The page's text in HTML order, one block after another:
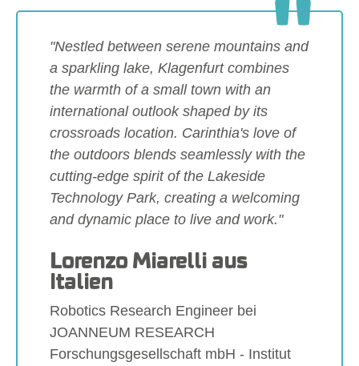
"Nestled between serene mountains and
a sparkling lake, Klagenfurt combines
the warmth of a small town with an
international outlook shaped by its
crossroads location. Carinthia's love of
the outdoors blends seamlessly with the
cutting-edge spirit of the Lakeside
Technology Park, creating a welcoming
and dynamic place to live and work."
Lorenzo Miarelli aus
Italien
Robotics Research Engineer bei
JOANNEUM RESEARCH
Forschungsgesellschaft mbH - Institut